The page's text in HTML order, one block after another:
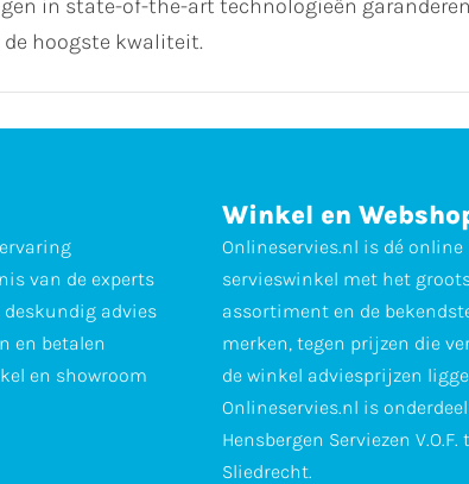
in state-of-the-art technologieën
hoogste kwaliteit.
van de experts
advies
en betalen
en showroom
Winkel en
Onlineservies.nl is dé online
servieswinkel met het
assortiment en de
merken, tegen prijzen die
de winkel adviesprijzen
Onlineservies.nl is
Hensbergen Serviezen V.O.F.
Sliedrecht.